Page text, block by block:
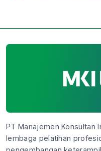
PT Manajemen Konsultan
lembaga pelatihan